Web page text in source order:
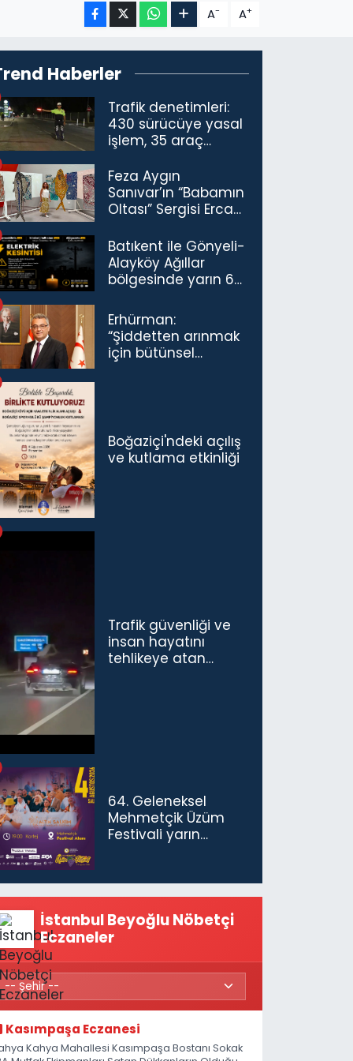
A- A+
Haberler
Trafik denetimleri:
430 sürücüye yasal
işlem, 35 araç
Feza Aygın
Sanıvar’ın “Babamın
Oltası” Sergisi Ercan
Açıldı
Batıkent ile Gönyeli-
Alayköy Ağıllar
bölgesinde yarın 6
kesintisi…
Erhürman:
“Şiddetten arınmak
için bütünsel
Boğaziçi'ndeki açılış
ve kutlama etkinliği
Trafik güvenliği ve
insan hayatını
tehlikeye atan
64. Geleneksel
Mehmetçik Üzüm
Festivali yarın
İstanbul Beyoğlu Nöbetçi
Eczaneler
Kasımpaşa Eczanesi
Kahya Mahallesi Kasımpaşa Bostanı Sokak